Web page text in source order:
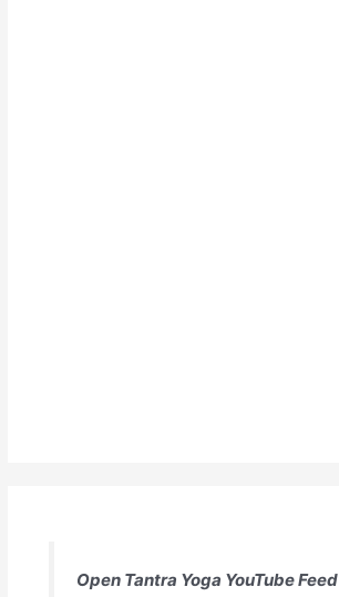
Open Tantra Yoga YouTube Feed